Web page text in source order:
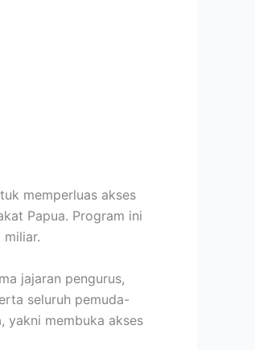
memperluas akses
Papua. Program ini
jajaran pengurus,
seluruh pemuda-
yakni membuka akses